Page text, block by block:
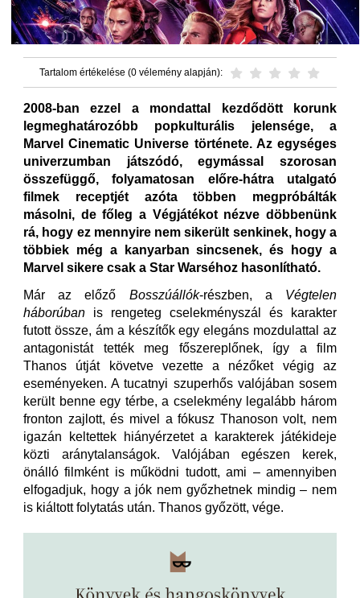
Tartalom értékelése (0 vélemény alapján):
2008-ban ezzel a mondattal kezdődött korunk
legmeghatározóbb popkulturális jelensége, a
Marvel Cinematic Universe története. Az egységes
univerzumban játszódó, egymással szorosan
összefüggő, folyamatosan előre-hátra utalgató
filmek receptjét azóta többen megpróbálták
másolni, de főleg a Végjátékot nézve döbbenünk
rá, hogy ez mennyire nem sikerült senkinek, hogy a
többiek még a kanyarban sincsenek, és hogy a
Marvel sikere csak a Star Warséhoz hasonlítható.
Már az előző Bosszúállók-részben, a Végtelen
háborúban is rengeteg cselekményszál és karakter
futott össze, ám a készítők egy elegáns mozdulattal az
antagonistát tették meg főszereplőnek, így a film
Thanos útját követve vezette a nézőket végig az
eseményeken. A tucatnyi szuperhős valójában sosem
került benne egy térbe, a cselekmény legalább három
fronton zajlott, és mivel a fókusz Thanoson volt, nem
igazán keltettek hiányérzetet a karakterek játékideje
közti aránytalanságok. Valójában egészen kerek,
önálló filmként is működni tudott, ami – amennyiben
elfogadjuk, hogy a jók nem győzhetnek mindig – nem
is kiáltott folytatás után. Thanos győzött, vége.